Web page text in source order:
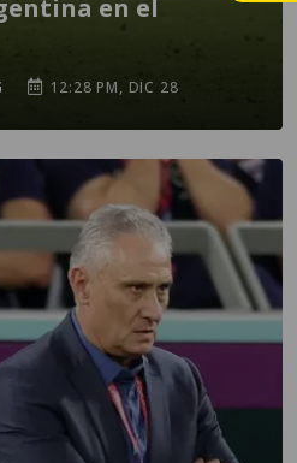
en el
12:28 PM, DIC 28